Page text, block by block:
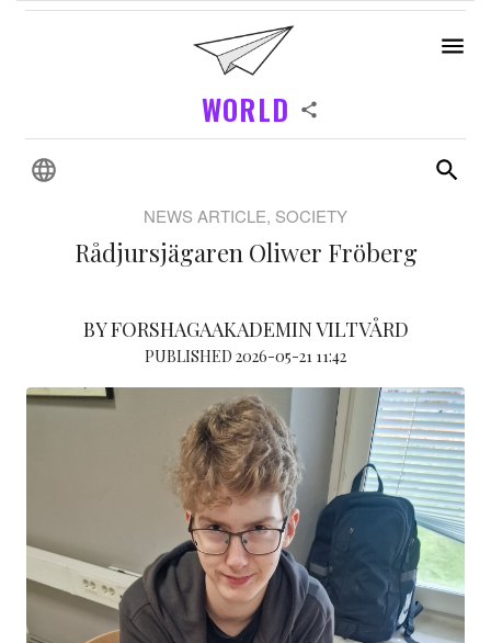
WORLD
NEWS ARTICLE, SOCIETY
Rådjursjägaren Oliwer Fröberg
BY FORSHAGAAKADEMIN VILTVÅRD
PUBLISHED 2026-05-21 11:42